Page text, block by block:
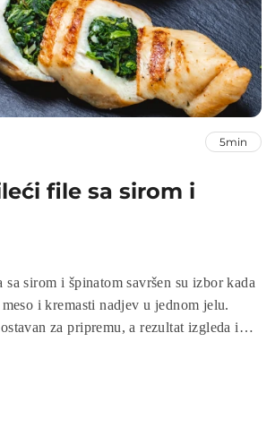
5min
file sa sirom i
sa sirom i špinatom savršen su izbor kada
i kremasti nadjev u jednom jelu.
za pripremu, a rezultat izgleda i